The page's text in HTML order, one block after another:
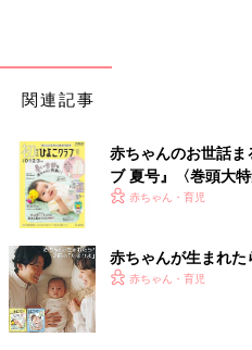
「パスタを茹ででこれを掛ける
カルディマニア、ヤミー
商品とは…？
関連記事
赤ちゃんのお世話
ブ 夏号』〈巻頭大
く！ おっぱい・ミ
赤ちゃん・育児
赤ちゃんが生まれた
赤ちゃん・育児